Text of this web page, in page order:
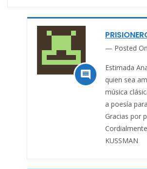

Posted
Estimada
quien sea
música
a poesía
Gracias por
KUSSMAN